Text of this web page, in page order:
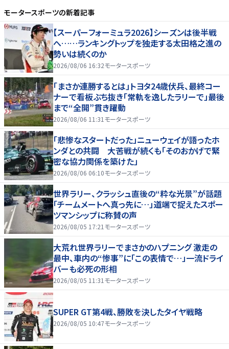
モータースポーツの新着記事
【スーパーフォーミュラ2026】シーズンは後半戦
へ……ランキングトップを独走する太田格之進の
勢いは続くのか
2026/08/06 16:32モータースポーツ
「まさか連勝するとは」トヨタ24歳伏兵、最終コー
ナーで看板ぶち抜き「常軌を逸したラリーで」最後
まで“全開”貫き躍動
2026/08/06 11:31 モータースポーツ
「悲惨なスタートだった」ニューウェイが語ったホ
ンダとの共闘 大苦戦が続くも「そのおかげで緊
密な協力関係を築けた」
2026/08/06 06:10モータースポーツ
世界ラリー、クラッシュ直後の“粋な光景”が話題
「チームメートへ真っ先に…」道端で捉えたスポー
ツマンシップに称賛の声
2026/08/05 17:21 モータースポーツ
大荒れ世界ラリーでまさかのハプニング 激走の
最中、車内の“惨事”に「この表情で…」一流ドライ
バーも必死の形相
2026/08/05 11:31 モータースポーツ
SUPER GT第4戦、勝敗を決したタイヤ戦略
2026/08/05 10:47モータースポーツ